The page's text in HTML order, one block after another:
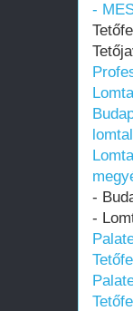
-
-
-